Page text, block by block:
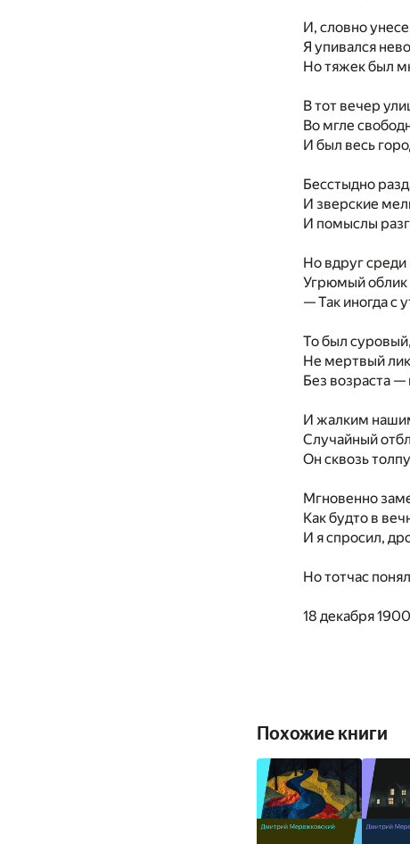
И, словно
Я упивался
Но тяжек был
В тот вечер
Во мгле
И был весь
Бесстыдно
И зверские
И помыслы
Но вдруг
Угрюмый облик
— Так иногда с
То был
Не мертвый
Без возраста —
И жалким
Случайный
Он сквозь
Мгновенно
Как будто в
И я спросил,
Но тотчас
18 декабря 1900
Похожие книги